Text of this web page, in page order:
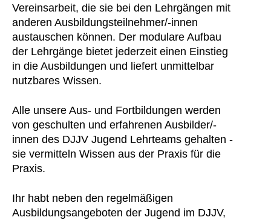
Vereinsarbeit, die sie bei den Lehrgängen mit
anderen Ausbildungsteilnehmer/-innen
austauschen können. Der modulare Aufbau
der Lehrgänge bietet jederzeit einen Einstieg
in die Ausbildungen und liefert unmittelbar
nutzbares Wissen.
Alle unsere Aus- und Fortbildungen werden
von geschulten und erfahrenen Ausbilder/-
innen des DJJV Jugend Lehrteams gehalten -
sie vermitteln Wissen aus der Praxis für die
Praxis.
Ihr habt neben den regelmäßigen
Ausbildungsangeboten der Jugend im DJJV,